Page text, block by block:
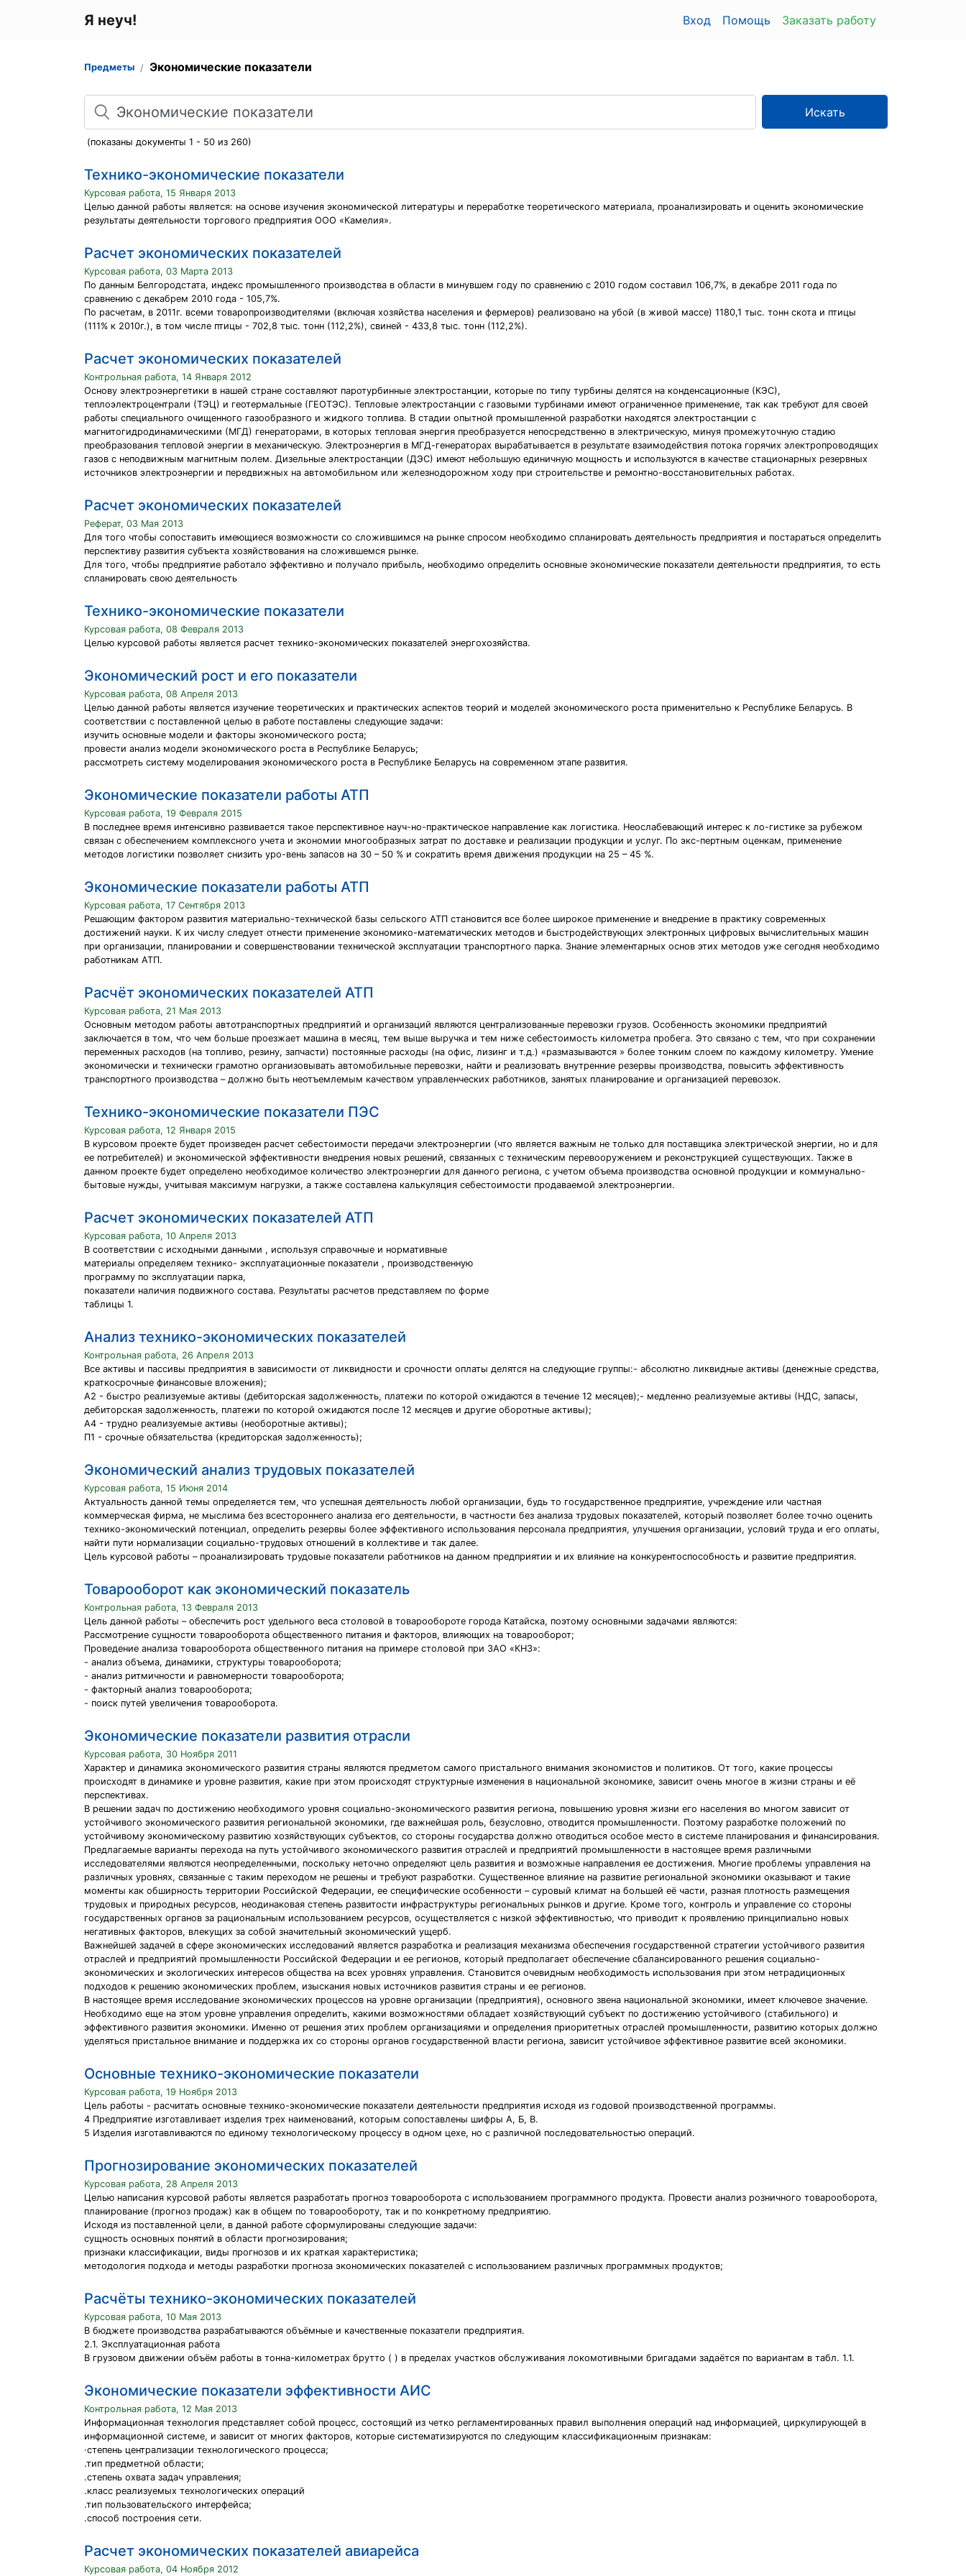
Я неуч! Вход Помощь Заказать работу
Предметы Экономические показатели
Поиск
Искать
(показаны документы 1 - 50 из 260)
Технико-экономические показатели
Курсовая работа, 15 Января 2013
Целью данной работы является: на основе изучения экономической литературы и переработке теоретического материала, проанализировать и оценить экономические
результаты деятельности торгового предприятия ООО «Камелия».
Расчет экономических показателей
Курсовая работа, 03 Марта 2013
По данным Белгородстата, индекс промышленного производства в области в минувшем году по сравнению с 2010 годом составил 106,7%, в декабре 2011 года по
сравнению с декабрем 2010 года - 105,7%.
По расчетам, в 2011г. всеми товаропроизводителями (включая хозяйства населения и фермеров) реализовано на убой (в живой массе) 1180,1 тыс. тонн скота и птицы
(111% к 2010г.), в том числе птицы - 702,8 тыс. тонн (112,2%), свиней - 433,8 тыс. тонн (112,2%).
Расчет экономических показателей
Контрольная работа, 14 Января 2012
Основу электроэнергетики в нашей стране составляют паротурбинные электростанции, которые по типу турбины делятся на конденсационные (КЭС),
теплоэлектроцентрали (ТЭЦ) и геотермальные (ГЕОТЭС). Тепловые электростанции с газовыми турбинами имеют ограниченное применение, так как требуют для своей
работы специального очищенного газообразного и жидкого топлива. В стадии опытной промышленной разработки находятся электростанции с
магнитогидродинамическими (МГД) генераторами, в которых тепловая энергия преобразуется непосредственно в электрическую, минуя промежуточную стадию
преобразования тепловой энергии в механическую. Электроэнергия в МГД-генераторах вырабатывается в результате взаимодействия потока горячих электропроводящих
газов с неподвижным магнитным полем. Дизельные электростанции (ДЭС) имеют небольшую единичную мощность и используются в качестве стационарных резервных
источников электроэнергии и передвижных на автомобильном или железнодорожном ходу при строительстве и ремонтно-восстановительных работах.
Расчет экономических показателей
Реферат, 03 Мая 2013
Для того чтобы сопоставить имеющиеся возможности со сложившимся на рынке спросом необходимо спланировать деятельность предприятия и постараться определить
перспективу развития субъекта хозяйствования на сложившемся рынке.
Для того, чтобы предприятие работало эффективно и получало прибыль, необходимо определить основные экономические показатели деятельности предприятия, то есть
спланировать свою деятельность
Технико-экономические показатели
Курсовая работа, 08 Февраля 2013
Целью курсовой работы является расчет технико-экономических показателей энергохозяйства.
Экономический рост и его показатели
Курсовая работа, 08 Апреля 2013
Целью данной работы является изучение теоретических и практических аспектов теорий и моделей экономического роста применительно к Республике Беларусь. В
соответствии с поставленной целью в работе поставлены следующие задачи:
изучить основные модели и факторы экономического роста;
провести анализ модели экономического роста в Республике Беларусь;
рассмотреть систему моделирования экономического роста в Республике Беларусь на современном этапе развития.
Экономические показатели работы АТП
Курсовая работа, 19 Февраля 2015
В последнее время интенсивно развивается такое перспективное науч-но-практическое направление как логистика. Неослабевающий интерес к ло-гистике за рубежом
связан с обеспечением комплексного учета и экономии многообразных затрат по доставке и реализации продукции и услуг. По экс-пертным оценкам, применение
методов логистики позволяет снизить уро-вень запасов на 30 – 50 % и сократить время движения продукции на 25 – 45 %.
Экономические показатели работы АТП
Курсовая работа, 17 Сентября 2013
Решающим фактором развития материально-технической базы сельского АТП становится все более широкое применение и внедрение в практику современных
достижений науки. К их числу следует отнести применение экономико-математических методов и быстродействующих электронных цифровых вычислительных машин
при организации, планировании и совершенствовании технической эксплуатации транспортного парка. Знание элементарных основ этих методов уже сегодня необходимо
работникам АТП.
Расчёт экономических показателей АТП
Курсовая работа, 21 Мая 2013
Основным методом работы автотранспортных предприятий и организаций являются централизованные перевозки грузов. Особенность экономики предприятий
заключается в том, что чем больше проезжает машина в месяц, тем выше выручка и тем ниже себестоимость километра пробега. Это связано с тем, что при сохранении
переменных расходов (на топливо, резину, запчасти) постоянные расходы (на офис, лизинг и т.д.) «размазываются » более тонким слоем по каждому километру. Умение
экономически и технически грамотно организовывать автомобильные перевозки, найти и реализовать внутренние резервы производства, повысить эффективность
транспортного производства – должно быть неотъемлемым качеством управленческих работников, занятых планирование и организацией перевозок.
Технико-экономические показатели ПЭС
Курсовая работа, 12 Января 2015
В курсовом проекте будет произведен расчет себестоимости передачи электроэнергии (что является важным не только для поставщика электрической энергии, но и для
ее потребителей) и экономической эффективности внедрения новых решений, связанных с техническим перевооружением и реконструкцией существующих. Также в
данном проекте будет определено необходимое количество электроэнергии для данного региона, с учетом объема производства основной продукции и коммунально-
бытовые нужды, учитывая максимум нагрузки, а также составлена калькуляция себестоимости продаваемой электроэнергии.
Расчет экономических показателей АТП
Курсовая работа, 10 Апреля 2013
В соответствии с исходными данными , используя справочные и нормативные
материалы определяем технико- эксплуатационные показатели , производственную
программу по эксплуатации парка,
показатели наличия подвижного состава. Результаты расчетов представляем по форме
таблицы 1.
Анализ технико-экономических показателей
Контрольная работа, 26 Апреля 2013
Все активы и пассивы предприятия в зависимости от ликвидности и срочности оплаты делятся на следующие группы:- абсолютно ликвидные активы (денежные средства,
краткосрочные финансовые вложения);
А2 - быстро реализуемые активы (дебиторская задолженность, платежи по которой ожидаются в течение 12 месяцев);- медленно реализуемые активы (НДС, запасы,
дебиторская задолженность, платежи по которой ожидаются после 12 месяцев и другие оборотные активы);
А4 - трудно реализуемые активы (необоротные активы);
П1 - срочные обязательства (кредиторская задолженность);
Экономический анализ трудовых показателей
Курсовая работа, 15 Июня 2014
Актуальность данной темы определяется тем, что успешная деятельность любой организации, будь то государственное предприятие, учреждение или частная
коммерческая фирма, не мыслима без всестороннего анализа его деятельности, в частности без анализа трудовых показателей, который позволяет более точно оценить
технико-экономический потенциал, определить резервы более эффективного использования персонала предприятия, улучшения организации, условий труда и его оплаты,
найти пути нормализации социально-трудовых отношений в коллективе и так далее.
Цель курсовой работы – проанализировать трудовые показатели работников на данном предприятии и их влияние на конкурентоспособность и развитие предприятия.
Товарооборот как экономический показатель
Контрольная работа, 13 Февраля 2013
Цель данной работы – обеспечить рост удельного веса столовой в товарообороте города Катайска, поэтому основными задачами являются:
Рассмотрение сущности товарооборота общественного питания и факторов, влияющих на товарооборот;
Проведение анализа товарооборота общественного питания на примере столовой при ЗАО «КНЗ»:
- анализ объема, динамики, структуры товарооборота;
- анализ ритмичности и равномерности товарооборота;
- факторный анализ товарооборота;
- поиск путей увеличения товарооборота.
Экономические показатели развития отрасли
Курсовая работа, 30 Ноября 2011
Характер и динамика экономического развития страны являются предметом самого пристального внимания экономистов и политиков. От того, какие процессы
происходят в динамике и уровне развития, какие при этом происходят структурные изменения в национальной экономике, зависит очень многое в жизни страны и её
перспективах.
В решении задач по достижению необходимого уровня социально-экономического развития региона, повышению уровня жизни его населения во многом зависит от
устойчивого экономического развития региональной экономики, где важнейшая роль, безусловно, отводится промышленности. Поэтому разработке положений по
устойчивому экономическому развитию хозяйствующих субъектов, со стороны государства должно отводиться особое место в системе планирования и финансирования.
Предлагаемые варианты перехода на путь устойчивого экономического развития отраслей и предприятий промышленности в настоящее время различными
исследователями являются неопределенными, поскольку неточно определяют цель развития и возможные направления ее достижения. Многие проблемы управления на
различных уровнях, связанные с таким переходом не решены и требуют разработки. Существенное влияние на развитие региональной экономики оказывают и такие
моменты как обширность территории Российской Федерации, ее специфические особенности – суровый климат на большей её части, разная плотность размещения
трудовых и природных ресурсов, неодинаковая степень развитости инфраструктуры региональных рынков и другие. Кроме того, контроль и управление со стороны
государственных органов за рациональным использованием ресурсов, осуществляется с низкой эффективностью, что приводит к проявлению принципиально новых
негативных факторов, влекущих за собой значительный экономический ущерб.
Важнейшей задачей в сфере экономических исследований является разработка и реализация механизма обеспечения государственной стратегии устойчивого развития
отраслей и предприятий промышленности Российской Федерации и ее регионов, который предполагает обеспечение сбалансированного решения социально-
экономических и экологических интересов общества на всех уровнях управления. Становится очевидным необходимость использования при этом нетрадиционных
подходов к решению экономических проблем, изыскания новых источников развития страны и ее регионов.
В настоящее время исследование экономических процессов на уровне организации (предприятия), основного звена национальной экономики, имеет ключевое значение.
Необходимо еще на этом уровне управления определить, какими возможностями обладает хозяйствующий субъект по достижению устойчивого (стабильного) и
эффективного развития экономики. Именно от решения этих проблем организациями и определения приоритетных отраслей промышленности, развитию которых должно
уделяться пристальное внимание и поддержка их со стороны органов государственной власти региона, зависит устойчивое эффективное развитие всей экономики.
Основные технико-экономические показатели
Курсовая работа, 19 Ноября 2013
Цель работы - расчитать основные технико-экономические показатели деятельности предприятия исходя из годовой производственной программы.
4 Предприятие изготавливает изделия трех наименований, которым сопоставлены шифры А, Б, В.
5 Изделия изготавливаются по единому технологическому процессу в одном цехе, но с различной последовательностью операций.
Прогнозирование экономических показателей
Курсовая работа, 28 Апреля 2013
Целью написания курсовой работы является разработать прогноз товарооборота с использованием программного продукта. Провести анализ розничного товарооборота,
планирование (прогноз продаж) как в общем по товарообороту, так и по конкретному предприятию.
Исходя из поставленной цели, в данной работе сформулированы следующие задачи:
сущность основных понятий в области прогнозирования;
признаки классификации, виды прогнозов и их краткая характеристика;
методология подхода и методы разработки прогноза экономических показателей с использованием различных программных продуктов;
Расчёты технико-экономических показателей
Курсовая работа, 10 Мая 2013
В бюджете производства разрабатываются объёмные и качественные показатели предприятия.
2.1. Эксплуатационная работа
В грузовом движении объём работы в тонна-километрах брутто ( ) в пределах участков обслуживания локомотивными бригадами задаётся по вариантам в табл. 1.1.
Экономические показатели эффективности АИС
Контрольная работа, 12 Мая 2013
Информационная технология представляет собой процесс, состоящий из четко регламентированных правил выполнения операций над информацией, циркулирующей в
информационной системе, и зависит от многих факторов, которые систематизируются по следующим классификационным признакам:
·степень централизации технологического процесса;
.тип предметной области;
.степень охвата задач управления;
.класс реализуемых технологических операций
.тип пользовательского интерфейса;
.способ построения сети.
Расчет экономических показателей авиарейса
Курсовая работа, 04 Ноября 2012